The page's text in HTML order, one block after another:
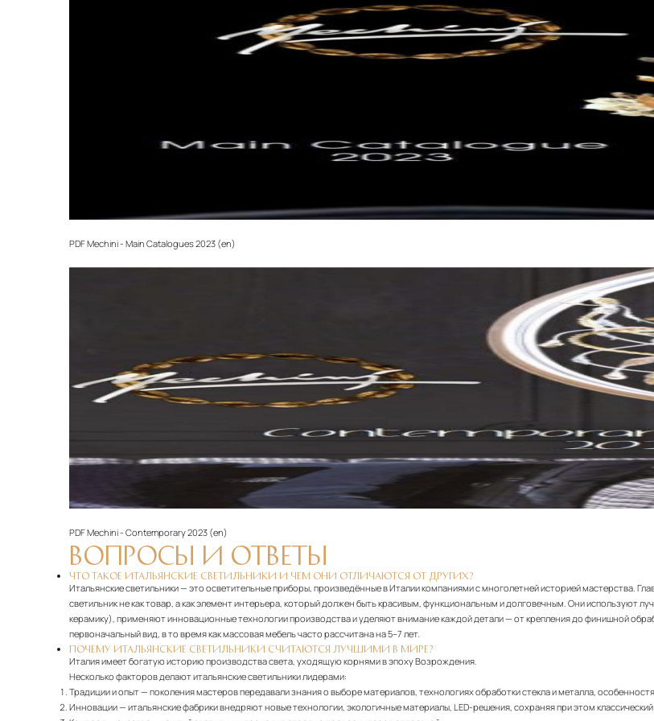
PDFMechini - Main Catalogues 2023 (en)‎
PDFMechini - Contemporary 2023 (en)‎
ВОПРОСЫ И ОТВЕТЫ
ЧТО ТАКОЕ ИТАЛЬЯНСКИЕ СВЕТИЛЬНИКИ И ЧЕМ ОНИ ОТЛИЧАЮТСЯ ОТ ДРУГИХ?
Итальянские светильники — это осветительные приборы, произведённые в Италии компаниями с многолетней историей мастерства.
светильник не как товар, а как элемент интерьера, который должен быть красивым, функциональным и долговечным. Они используют
керамику), применяют инновационные технологии производства и уделяют внимание каждой детали — от крепления до финишной
первоначальный вид, в то время как массовая мебель часто рассчитана на 5–7 лет.
ПОЧЕМУ ИТАЛЬЯНСКИЕ СВЕТИЛЬНИКИ СЧИТАЮТСЯ ЛУЧШИМИ В МИРЕ?
Италия имеет богатую историю производства света, уходящую корнями в эпоху Возрождения.
Несколько факторов делают итальянские светильники лидерами:
Традиции и опыт— поколения мастеров передавали знания о выборе материалов, технологиях обработки стекла и металла,
Инновации— итальянские фабрики внедряют новые технологии, экологичные материалы, LED-решения, сохраняя при этом классический